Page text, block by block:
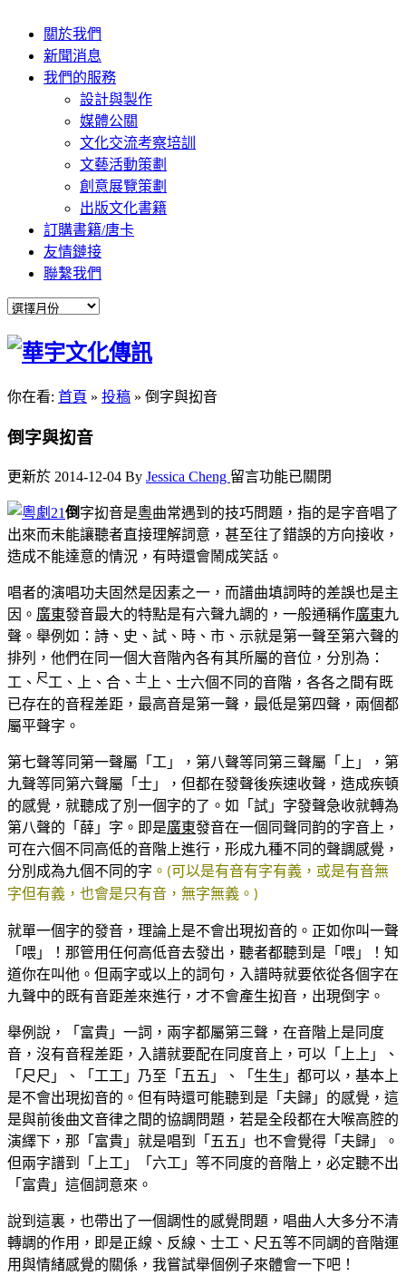
關於我們
新聞消息
我們的服務
設計與製作
媒體公關
文化交流考察培訓
文藝活動策劃
創意展覽策劃
出版文化書籍
訂購書籍/唐卡
友情鏈接
聯繫我們
你在看: 首頁 » 投稿 » 倒字與抝音
倒字與抝音
更新於 2014-12-04 By Jessica Cheng 在
字
與
抝
音〉
中
留言功能已關閉
倒 字抝音是粵曲常遇到的技巧問題，指的是字音唱了
出來而未能讓聽者直接理解詞意，甚至往了錯誤的方向接收，
造成不能達意的情況，有時還會鬧成笑話。
唱者的演唱功夫固然是因素之一，而譜曲填詞時的差誤也是主
因。 廣東發音最大的特點是有六聲九調的，一般通稱作廣東九
聲。舉例如：詩、史、試、時、市、示就是第一聲至第六聲的
排列，他們在同一個大音階內各有其所屬的音位，分別為：
工、 尺工、上、合、 士 上、士六個不同的音階，各各之間有既
已存在的音程差距，最高音是第一聲，最低是第四聲，兩個都
屬平聲字。
第七聲等同第一聲屬「工」，第八聲等同第三聲屬「上」，第
九聲等同第六聲屬「士」，但都在發聲後疾速收聲，造成疾頓
的感覺，就聽成了別一個字的了。如「試」字發聲急收就轉為
第八聲的「薛」字。即是廣東發音在一個同聲同韵的字音上，
可在六個不同高低的音階上進行，形成九種不同的聲調感覺，
分別成為九個不同的字 。 (可以是有音有字有義，或是有音無
字但有義，也會是只有音，無字無義。 )
就單一個字的發音，理論上是不會出現抝音的。正如你叫一聲
「喂」！那管用任何高低音去發出，聽者都聽到是「喂」！知
道你在叫他。但兩字或以上的詞句，入譜時就要依從各個字在
九聲中的既有音距差來進行，才不會產生抝音，出現倒字。
舉例說，「富貴」一詞，兩字都屬第三聲，在音階上是同度
音，沒有音程差距，入譜就要配在同度音上，可以「上上」、
「尺尺」、「工工」乃至「五五」、「生生」都可以，基本上
是不會出現抝音的。但有時還可能聽到是「夫歸」的感覺，這
是與前後曲文音律之間的協調問題，若是全段都在大喉高腔的
演繹下，那「富貴」就是唱到「五五」也不會覺得「夫歸」。
但兩字譜到「上工」「六工」等不同度的音階上，必定聽不出
「富貴」這個詞意來。
說到這裏，也帶出了一個調性的感覺問題，唱曲人大多分不清
轉調的作用，即是正線、反線、士工、尺五等不同調的音階運
用與情緒感覺的關係，我嘗試舉個例子來體會一下吧！